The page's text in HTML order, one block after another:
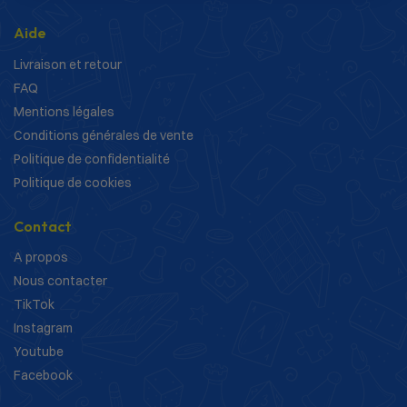
Aide
Livraison et retour
FAQ
Mentions légales
Conditions générales de vente
Politique de confidentialité
Politique de cookies
Contact
A propos
Nous contacter
TikTok
Instagram
Youtube
Facebook